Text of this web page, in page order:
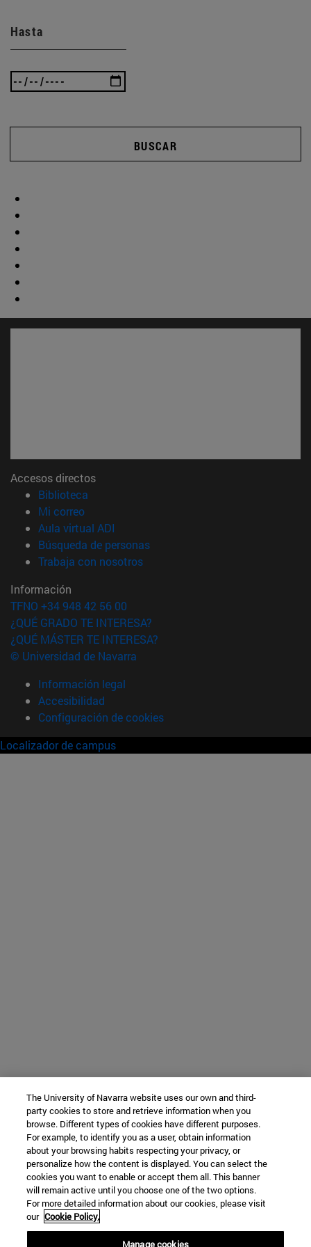
Hasta
BUSCAR
Accesos directos
Biblioteca
Mi correo(abre en nueva ventana)
Aula virtual ADI
Búsqueda de personas(abre en nueva ventana)
Trabaja con nosotros(abre en nueva ventana)
Información
TFNO +34 948 42 56 00
¿QUÉ GRADO TE INTERESA?
¿QUÉ MÁSTER TE INTERESA?
© Universidad de Navarra
Información legal
Accesibilidad
Configuración de cookies
Localizador de campus
The University of Navarra website uses our own and third-
party cookies to store and retrieve information when you
browse. Different types of cookies have different purposes.
For example, to identify you as a user, obtain information
about your browsing habits respecting your privacy, or
personalize how the content is displayed. You can select the
cookies you want to enable or accept them all. This banner
will remain active until you choose one of the two options.
For more detailed information about our cookies, please visit
our Cookie Policy.
Manage cookies